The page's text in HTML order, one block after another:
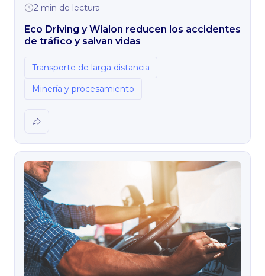
2 min de lectura
Eco Driving y Wialon reducen los accidentes
de tráfico y salvan vidas
Transporte de larga distancia
Minería y procesamiento